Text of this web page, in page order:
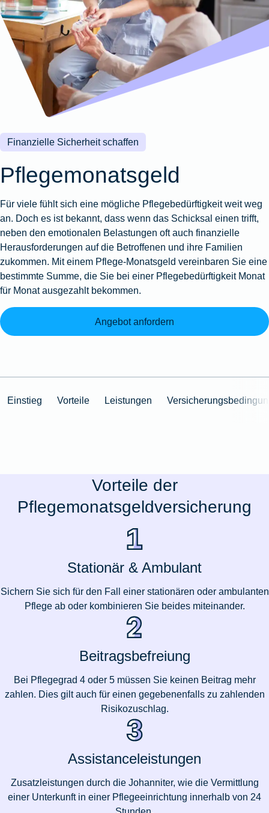
Wohnungsschutzbrief
Zur
Produktübersicht
Gewässerschadenhaftpflicht
Zur
Produktübersicht
Produktübersicht
Reisehaftpflichtversicherung
Reiserücktrittsversicherung
Zur
Produktübersicht
Zur
Produktübersicht
Zur
Produktübersicht
Zur
Produktübersicht
Montageversicherung
Zur
Produktübersicht
Gruppenunfall für
Betriebe
Gruppenunfall für
Vereine
Produktübersicht
Kunstversicherung
Ausstellungsversicherung
Valorenversicherung
Oldtimersammlungsversicherung
Zur
Finanzielle Sicherheit schaffen
Pflegemonatsgeld
Für viele fühlt sich eine mögliche Pflegebedürftigkeit weit weg
an. Doch es ist bekannt, dass wenn das Schicksal einen trifft,
neben den emotionalen Belastungen oft auch finanzielle
Herausforderungen auf die Betroffenen und ihre Familien
zukommen. Mit einem Pflege-Monatsgeld vereinbaren Sie eine
bestimmte Summe, die Sie bei einer Pflegebedürftigkeit Monat
für Monat ausgezahlt bekommen.
Angebot anfordern
Einstieg Vorteile Leistungen
Vorteile der
Pflegemonatsgeldversicherung
Stationär & Ambulant
Sichern Sie sich für den Fall einer stationären oder ambulanten
Pflege ab oder kombinieren Sie beides miteinander.
Beitragsbefreiung
Bei Pflegegrad 4 oder 5 müssen Sie keinen Beitrag mehr
zahlen. Dies gilt auch für einen gegebenenfalls zu zahlenden
Risikozuschlag.
Assistanceleistungen
Zusatzleistungen durch die Johanniter, wie die Vermittlung
einer Unterkunft in einer Pflegeeinrichtung innerhalb von 24